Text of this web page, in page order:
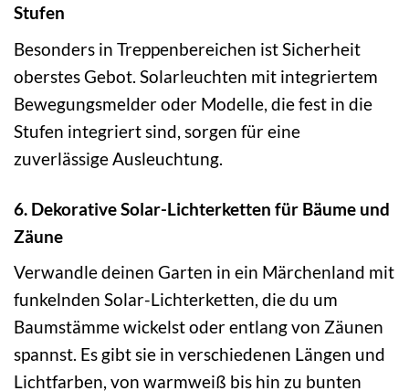
Stufen
Besonders in Treppenbereichen ist Sicherheit
oberstes Gebot. Solarleuchten mit integriertem
Bewegungsmelder oder Modelle, die fest in die
Stufen integriert sind, sorgen für eine
zuverlässige Ausleuchtung.
6. Dekorative Solar-Lichterketten für Bäume und
Zäune
Verwandle deinen Garten in ein Märchenland mit
funkelnden Solar-Lichterketten, die du um
Baumstämme wickelst oder entlang von Zäunen
spannst. Es gibt sie in verschiedenen Längen und
Lichtfarben, von warmweiß bis hin zu bunten